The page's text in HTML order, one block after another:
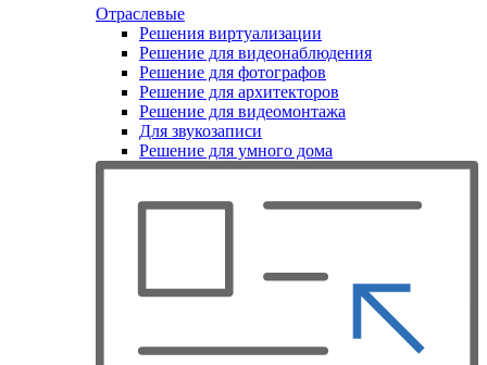
Отраслевые
Решения виртуализации
Решение для видеонаблюдения
Решение для фотографов
Решение для архитекторов
Решение для видеомонтажа
Для звукозаписи
Решение для умного дома